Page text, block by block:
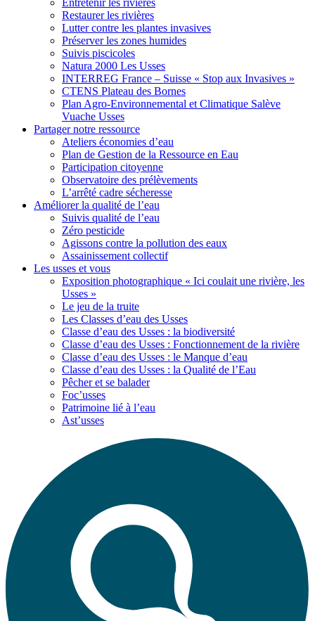
Entretenir les rivières
Restaurer les rivières
Lutter contre les plantes invasives
Préserver les zones humides
Suivis piscicoles
Natura 2000 Les Usses
INTERREG France – Suisse « Stop aux Invasives »
CTENS Plateau des Bornes
Plan Agro-Environnemental et Climatique Salève
Vuache Usses
Partagernotre ressource
Ateliers économies d’eau
Plan de Gestion de la Ressource en Eau
Participation citoyenne
Observatoire des prélèvements
L’arrêté cadre sécheresse
Améliorerla qualité de l’eau
Suivis qualité de l’eau
Zéro pesticide
Agissons contre la pollution des eaux
Assainissement collectif
Les usses et vous
Exposition photographique « Ici coulait une rivière, les
Usses »
Le jeu de la truite
Les Classes d’eau des Usses
Classe d’eau des Usses : la biodiversité
Classe d’eau des Usses : Fonctionnement de la rivière
Classe d’eau des Usses : le Manque d’eau
Classe d’eau des Usses : la Qualité de l’Eau
Pêcher et se balader
Foc’usses
Patrimoine lié à l’eau
Ast’usses